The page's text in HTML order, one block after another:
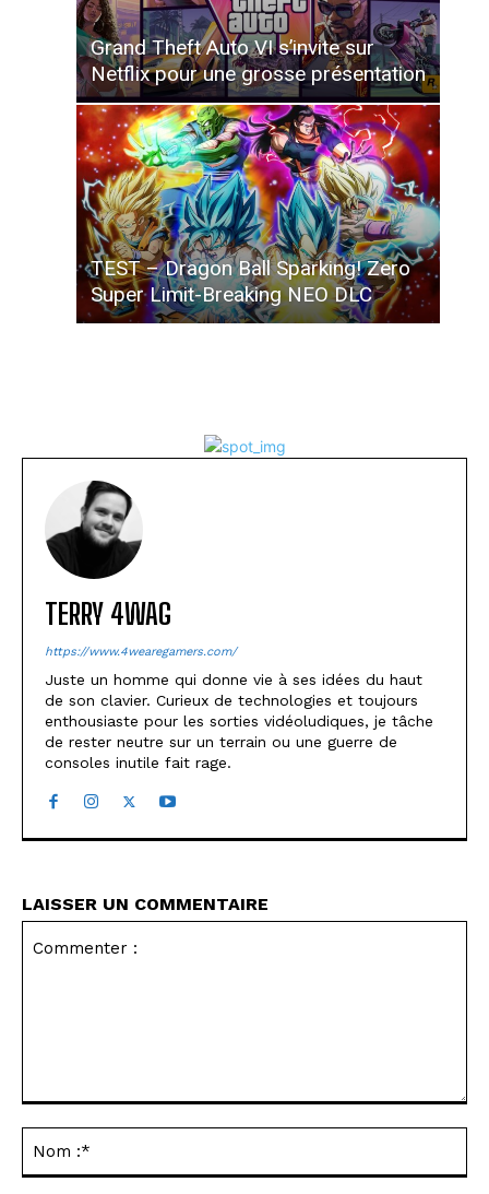
Grand Theft Auto VI s’invite sur
Netflix pour une grosse présentation
TEST – Dragon Ball Sparking! Zero
Super Limit-Breaking NEO DLC
TERRY 4WAG
https://www.4wearegamers.com/
Juste un homme qui donne vie à ses idées du haut
de son clavier. Curieux de technologies et toujours
enthousiaste pour les sorties vidéoludiques, je tâche
de rester neutre sur un terrain ou une guerre de
consoles inutile fait rage.
LAISSER UN COMMENTAIRE